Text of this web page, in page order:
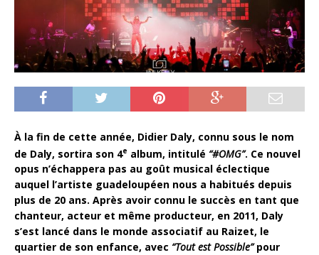
À la fin de cette année, Didier Daly, connu sous le nom
de Daly, sortira son 4e album, intitulé “#OMG”. Ce nouvel
opus n’échappera pas au goût musical éclectique
auquel l’artiste guadeloupéen nous a habitués depuis
plus de 20 ans. Après avoir connu le succès en tant que
chanteur, acteur et même producteur, en 2011, Daly
s’est lancé dans le monde associatif au Raizet, le
quartier de son enfance, avec “Tout est Possible”pour